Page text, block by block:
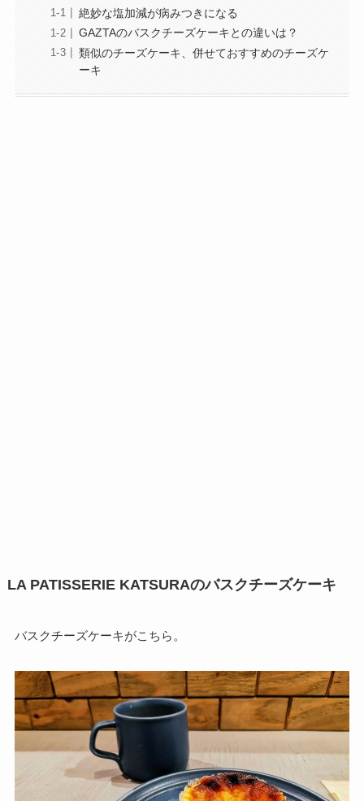
絶妙な塩加減が病みつきになる
GAZTAのバスクチーズケーキとの違いは？
類似のチーズケーキ、併せておすすめのチーズケ
ーキ
LA PATISSERIE KATSURAのバスクチーズケーキ
バスクチーズケーキがこちら。